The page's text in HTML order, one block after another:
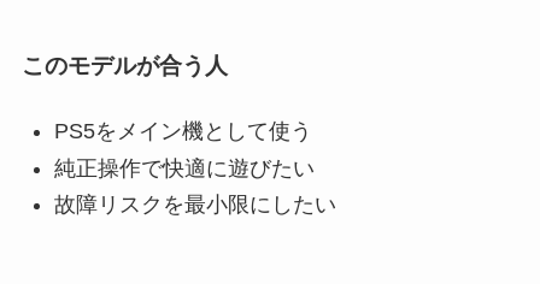
このモデルが合う人
PS5をメイン機として使う
純正操作で快適に遊びたい
故障リスクを最小限にしたい